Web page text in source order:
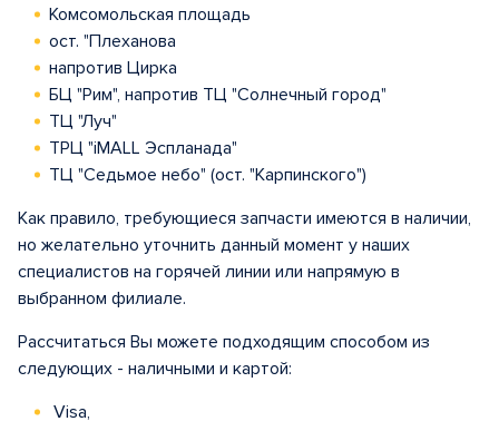
Комсомольская площадь
ост. "Плеханова
напротив Цирка
БЦ "Рим", напротив ТЦ "Солнечный город"
ТЦ "Луч"
ТРЦ "iMALL Эспланада"
ТЦ "Седьмое небо" (ост. "Карпинского")
Как правило, требующиеся запчасти имеются в наличии,
но желательно уточнить данный момент у наших
специалистов на горячей линии или напрямую в
выбранном филиале.
Рассчитаться Вы можете подходящим способом из
следующих - наличными и картой:
Visa,